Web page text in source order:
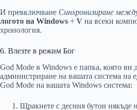
И превключване Синхронизиране
логото на Windows + V на всеки
хронология.
6. Влезте в режим Бог
God Mode в Windows е папка, която ви
администриране на вашата система на
God Mode на вашата Windows система:
Щракнете с десния бутон някъде